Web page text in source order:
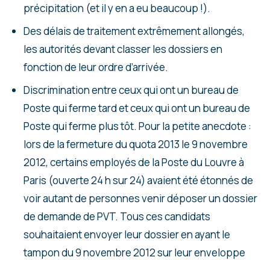
précipitation (et il y en a eu beaucoup !).
Des délais de traitement extrêmement allongés,
les autorités devant classer les dossiers en
fonction de leur ordre d’arrivée.
Discrimination entre ceux qui ont un bureau de
Poste qui ferme tard et ceux qui ont un bureau de
Poste qui ferme plus tôt. Pour la petite anecdote :
lors de la fermeture du quota 2013 le 9 novembre
2012, certains employés de la Poste du Louvre à
Paris (ouverte 24 h sur 24) avaient été étonnés de
voir autant de personnes venir déposer un dossier
de demande de PVT. Tous ces candidats
souhaitaient envoyer leur dossier en ayant le
tampon du 9 novembre 2012 sur leur enveloppe